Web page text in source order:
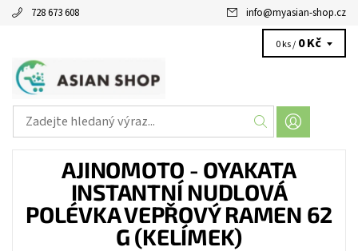
728 673 608 info@myasian-shop.cz
0 ks / 0 Kč
AJINOMOTO - OYAKATA
INSTANTNÍ NUDLOVÁ
POLÉVKA VEPŘOVÝ RAMEN 62
G (KELÍMEK)